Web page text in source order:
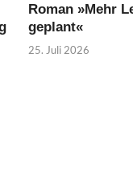
Roman »Mehr
geplant«
25. Juli 2026